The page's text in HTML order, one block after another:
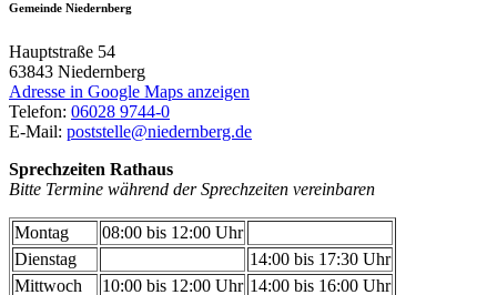
Gemeinde Niedernberg
Hauptstraße 54
63843 Niedernberg
Adresse in Google Maps anzeigen
Telefon: 06028 9744-0
E-Mail: poststelle@niedernberg.de
Sprechzeiten Rathaus
Bitte Termine während der Sprechzeiten vereinbaren
Montag
08:00 bis 12:00 Uhr
Dienstag
14:00 bis 17:30 Uhr
Mittwoch
10:00 bis 12:00 Uhr 14:00 bis 16:00 Uhr